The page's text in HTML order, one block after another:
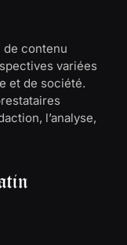
de contenu
variées
et de société.
l’analyse,